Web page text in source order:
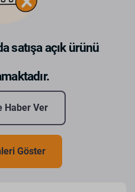
satışa açık ürünü
Haber Ver
Göster